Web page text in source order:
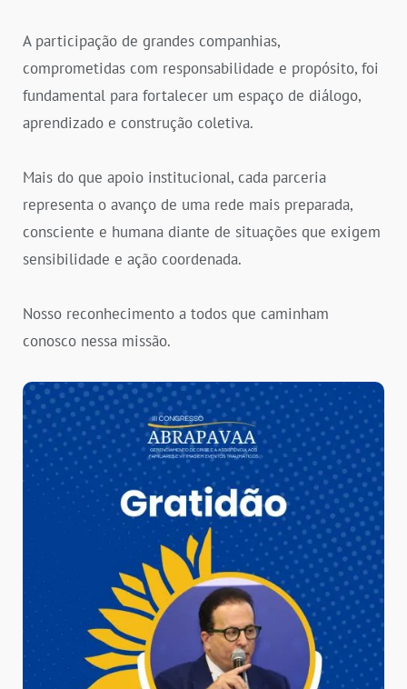
A participação de grandes companhias,
comprometidas com responsabilidade e propósito, foi
fundamental para fortalecer um espaço de diálogo,
aprendizado e construção coletiva.
Mais do que apoio institucional, cada parceria
representa o avanço de uma rede mais preparada,
consciente e humana diante de situações que exigem
sensibilidade e ação coordenada.
Nosso reconhecimento a todos que caminham
conosco nessa missão.